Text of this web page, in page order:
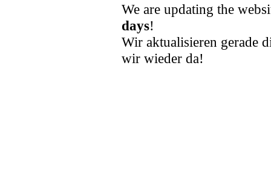
We are updating the
days!
Wir aktualisieren gerade
wir wieder da!